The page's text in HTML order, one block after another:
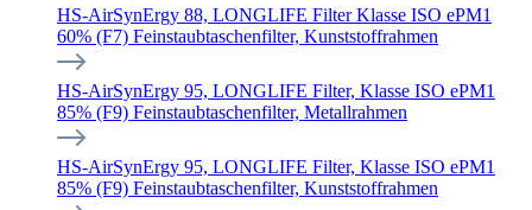
HS-AirSynErgy 88, LONGLIFE Filter Klasse ISO ePM1
60% (F7) Feinstaubtaschenfilter, Kunststoffrahmen
HS-AirSynErgy 95, LONGLIFE Filter, Klasse ISO ePM1
85% (F9) Feinstaubtaschenfilter, Metallrahmen
HS-AirSynErgy 95, LONGLIFE Filter, Klasse ISO ePM1
85% (F9) Feinstaubtaschenfilter, Kunststoffrahmen